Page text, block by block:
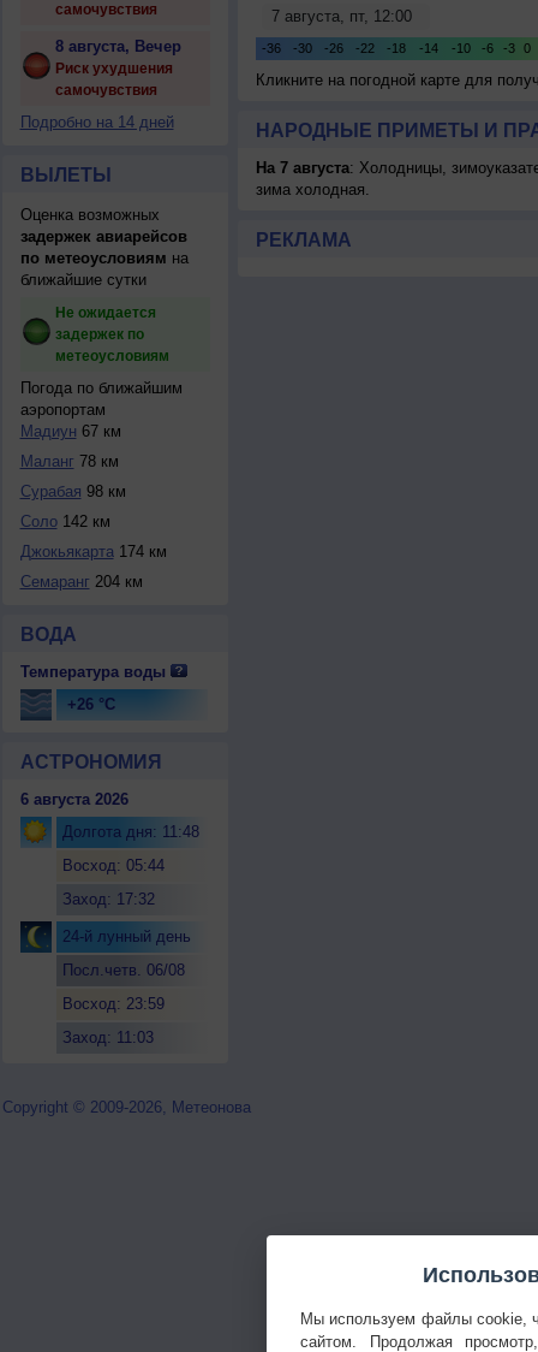
самочувствия
8 августа, Вечер
Риск ухудшения
самочувствия
Подробно на 14 дней
ВЫЛЕТЫ
Оценка возможных
задержек авиарейсов
по метеоусловиям на
ближайшие сутки
Не ожидается
задержек по
метеоусловиям
Погода по ближайшим
аэропортам
Мадиун 67 км
Маланг 78 км
Сурабая 98 км
Соло142 км
Джокьякарта174 км
Семаранг 204 км
ВОДА
Температура воды
+26 °C
АСТРОНОМИЯ
6 августа 2026
Долгота дня: 11:48
Восход: 05:44
Заход: 17:32
24-й лунный день
Посл.четв. 06/08
Восход: 23:59
Заход: 11:03
Кликните на погодной карте для
НАРОДНЫЕ ПРИМЕТЫ И
На 7 августа: Холодницы,
зима холодная.
РЕКЛАМА
Copyright © 2009-2026, Метеонова
Мы используем файлы cookie,
сайтом. Продолжая